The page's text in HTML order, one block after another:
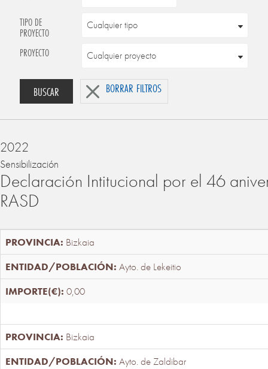
TIPO DE
PROYECTO
PROYECTO
BUSCAR BORRAR FILTROS
2022
Sensibilización
Declaración Intitucional por el 46
RASD
Bizkaia
Ayto. de Lekeitio
0,00
Bizkaia
Ayto. de Zaldibar